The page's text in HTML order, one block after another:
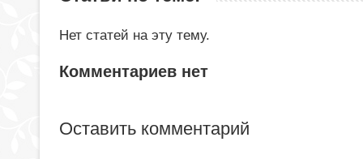
Нет статей на эту тему.
Комментариев нет
Оставить комментарий